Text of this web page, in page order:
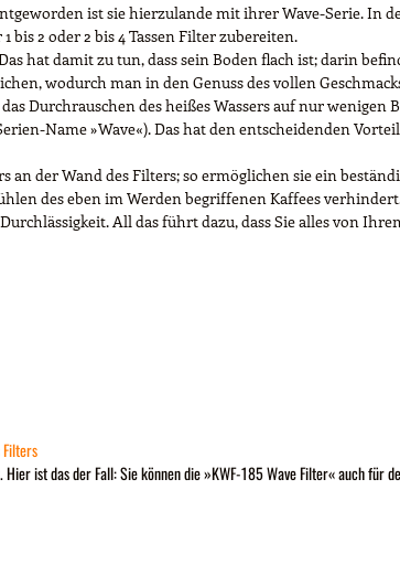
ist sie hierzulande mit ihrer Wave-Serie. In
bis 2 oder 2 bis 4 Tassen Filter zubereiten.
hat damit zu tun, dass sein Boden flach ist; darin
wodurch man in den Genuss des vollen
Durchrauschen des heißes Wassers auf nur
Name »Wave«). Das hat den entscheidenden
der Wand des Filters; so ermöglichen sie ein
des eben im Werden begriffenen Kaffees
All das führt dazu, dass Sie alles von
ist das der Fall: Sie können die »KWF-185 Wave Filter« auch für